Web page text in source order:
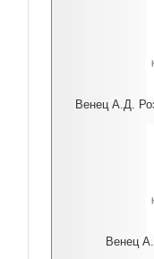
Венец А.Д.
Венец